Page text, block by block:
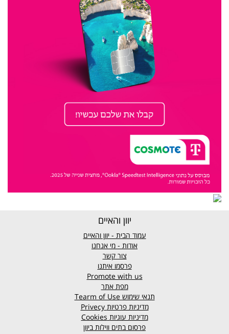
יוון והאיים
עמוד הבית - יוון והאיים
אודות - מי אנחנו
צור קשר
פרסמו איתנו
Promote with us
מפת אתר
תנאי שימוש
מדיניות פרטיות Privecy
מדיניות עוגיות Cookies
פרסום בתים ווילות ביוון